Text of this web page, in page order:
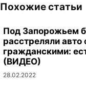
Похожие статьи
Под Запорожьем
расстреляли авто
гражданскими:
(ВИДЕО)
28.02.2022